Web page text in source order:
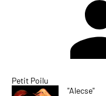
Petit Poilu
"Alecse"